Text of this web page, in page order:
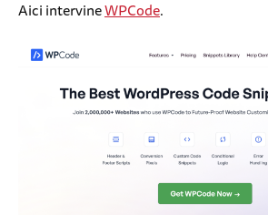
Aici intervineWPCode.